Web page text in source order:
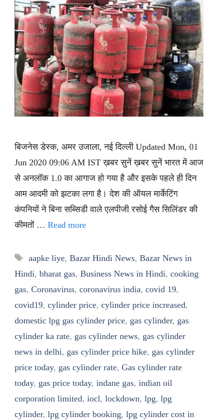
बिजनेस डेस्क, अमर उजाला, नई दिल्ली Updated Mon, 01
Jun 2020 09:06 AM IST ख़बर सुनें ख़बर सुनें भारत में आज
से अनलॉक 1.0 का आगाज हो गया है और इसके पहले ही दिन
आम आदमी को झटका लगा है। देश की ऑयल मार्केटिंग
कंपनियों ने बिना सब्सिडी वाले एलपीजी रसोई गैस सिलिंडर की
कीमतों … Read more
Tags
aapke liye, Bazar Hindi News, Bazar News in
Hindi, bharat gas, Business News in Hindi, cooking
gas, Coronavirus, coronavirus india, covid 19,
covid19, cylinder price, cylinder price increased,
domestic lpg gas cylinder price, gas cylinder, gas
cylinder ka rate, gas cylinder news, gas cylinder
news in delhi, gas cylinder price hike, gas cylinder
price today, gas cylinder rate, Gas cylinder rate
today, gas price today, indane gas, indian oil
corporation limited, iocl, lockdown, lpg, lpg
cylinder, lpg cylinder booking, lpg cylinder cost in